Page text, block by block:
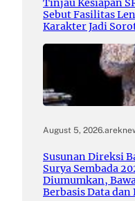
Tinjau Kesiapan
Sebut Fasilitas
Karakter Jadi
August 5, 2026.
Susunan Direksi
Surya Sembada
Diumumkan,
Berbasis Data